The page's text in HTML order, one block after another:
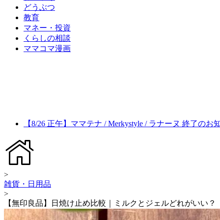
どうぶつ
教育
マネー・投資
くらしの相談
ママコマ漫画
【8/26 正午】ママテナ / Merkystyle / ラナーヌ 終了のお
>
雑貨・日用品
>
【無印良品】日焼け止め比較｜ミルクとジェルどれがいい？